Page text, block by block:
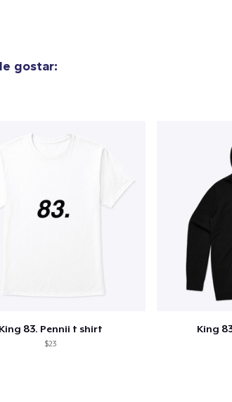
gostar:
King 83. Pennii t shirt
$23
King